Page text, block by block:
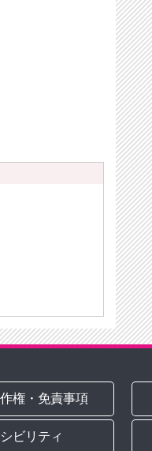
権・免責事項
ビリティ